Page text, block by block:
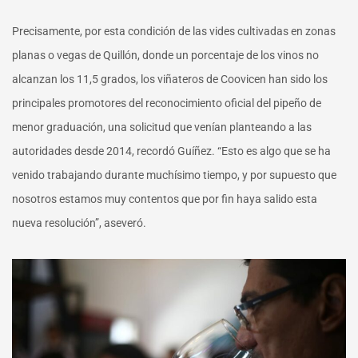
Precisamente, por esta condición de las vides cultivadas en zonas
planas o vegas de Quillón, donde un porcentaje de los vinos no
alcanzan los 11,5 grados, los viñateros de Coovicen han sido los
principales promotores del reconocimiento oficial del pipeño de
menor graduación, una solicitud que venían planteando a las
autoridades desde 2014, recordó Guíñez. “Esto es algo que se ha
venido trabajando durante muchísimo tiempo, y por supuesto que
nosotros estamos muy contentos que por fin haya salido esta
nueva resolución”, aseveró.